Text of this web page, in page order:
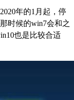
年的1月起，停
时候的win7会和之
也是比较合适